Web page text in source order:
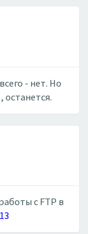
- нет. Но
останется.
с FTP в